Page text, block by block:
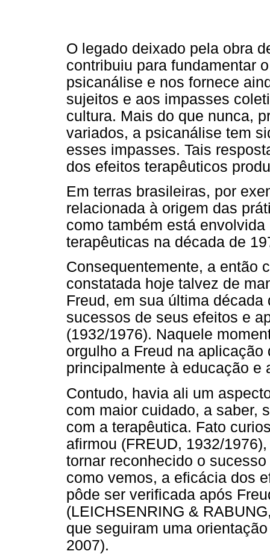
O legado deixado pela obra
contribuiu para fundamentar
psicanálise e nos fornece
sujeitos e aos impasses
cultura. Mais do que nunca,
variados, a psicanálise tem
esses impasses. Tais
dos efeitos terapêuticos
Em terras brasileiras, por
relacionada à origem das
como também está
terapêuticas na década de
Consequentemente, a então
constatada hoje talvez de
Freud, em sua última
sucessos de seus efeitos e
(1932/1976). Naquele
orgulho a Freud na
principalmente à educação e
Contudo, havia ali um
com maior cuidado, a saber,
com a terapêutica. Fato
afirmou (FREUD, 1932/
tornar reconhecido o
como vemos, a eficácia dos
pôde ser verificada após
(LEICHSENRING &
que seguiram uma
2007).